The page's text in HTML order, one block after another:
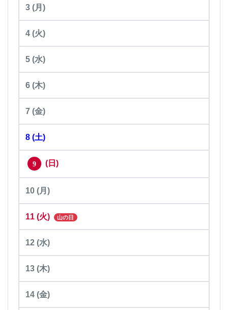
3 (月)
4 (火)
5 (水)
6 (木)
7 (金)
8 (土)
9 (日)
10 (月)
11 (火) 山の日
12 (水)
13 (木)
14 (金)